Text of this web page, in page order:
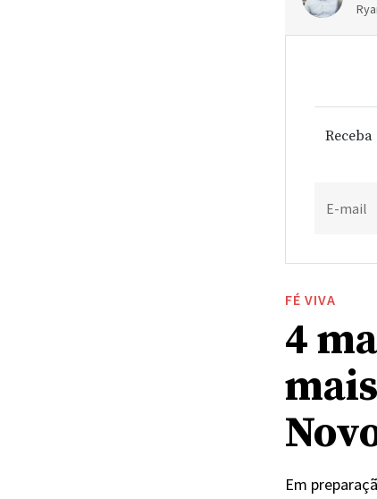
E-mail
FÉ VIVA
4
Em